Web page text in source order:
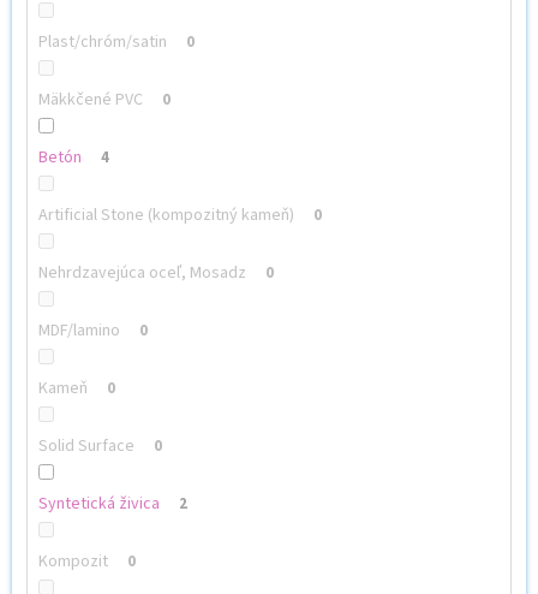
Plast/chróm/satin 0
Mäkkčené PVC 0
Betón 4
Artificial Stone (kompozitný kameň) 0
Nehrdzavejúca oceľ, Mosadz 0
MDF/lamino 0
Kameň 0
Solid Surface 0
Syntetická živica 2
Kompozit 0